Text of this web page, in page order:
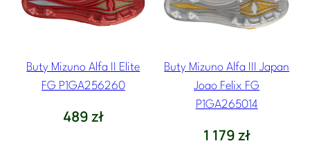
Buty Mizuno Alfa II Elite
FG P1GA256260
489zł
Buty Mizuno Alfa III Japan
Joao Felix FG
P1GA265014
1 179zł